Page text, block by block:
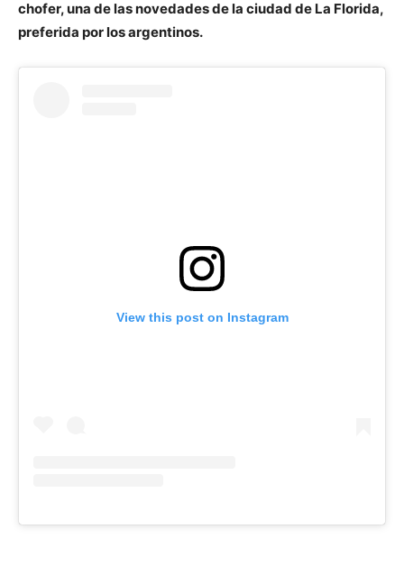
chofer, una de las novedades de la ciudad de La Florida,
preferida por los argentinos.
View this post on Instagram